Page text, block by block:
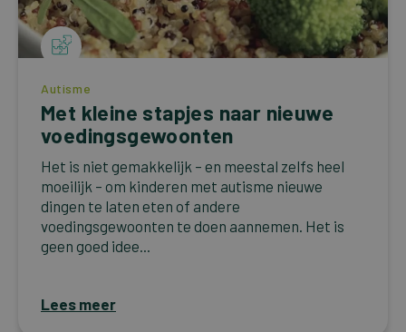
Autisme
Met kleine stapjes naar nieuwe
voedingsgewoonten
Het is niet gemakkelijk – en meestal zelfs heel
moeilijk – om kinderen met autisme nieuwe
dingen te laten eten of andere
voedingsgewoonten te doen aannemen. Het is
geen goed idee...
Lees meer